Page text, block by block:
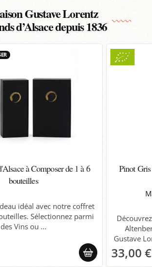
Gustave Lorentz
d’Alsace depuis 1836
à Composer de 1 à 6
bouteilles
idéal avec notre coffret
Sélectionnez parmi
des Vins ou ...
Pinot
Gustave
33,00 €